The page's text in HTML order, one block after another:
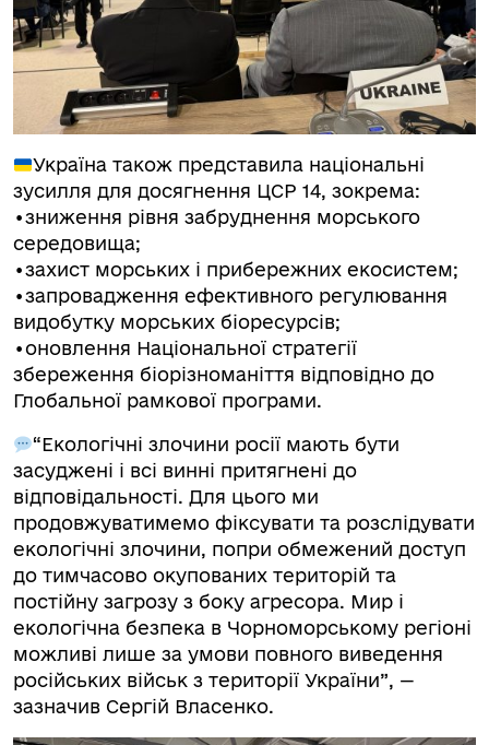
Україна також представила національні
зусилля для досягнення ЦСР 14, зокрема:
•зниження рівня забруднення морського
середовища;
•захист морських і прибережних екосистем;
•запровадження ефективного регулювання
видобутку морських біоресурсів;
•оновлення Національної стратегії
збереження біорізноманіття відповідно до
Глобальної рамкової програми.
“Екологічні злочини росії мають бути
засуджені і всі винні притягнені до
відповідальності. Для цього ми
продовжуватимемо фіксувати та розслідувати
екологічні злочини, попри обмежений доступ
до тимчасово окупованих територій та
постійну загрозу з боку агресора. Мир і
екологічна безпека в Чорноморському регіоні
можливі лише за умови повного виведення
російських військ з території України”, —
зазначив Сергій Власенко.